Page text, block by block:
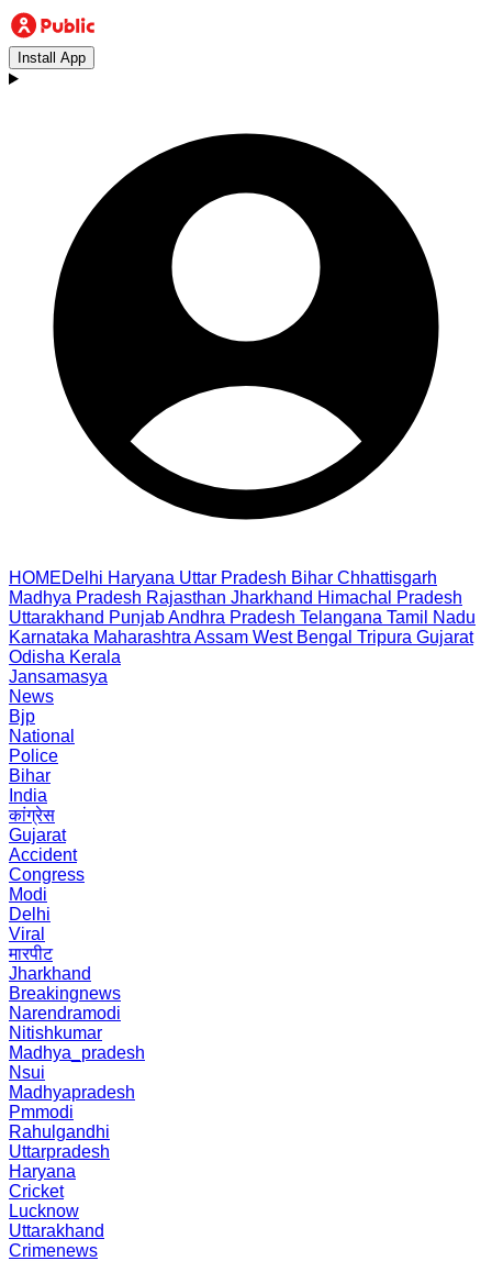
Install App
HOMEDelhi Haryana Uttar Pradesh Bihar Chhattisgarh
Madhya Pradesh Rajasthan Jharkhand Himachal Pradesh
Uttarakhand PunjabAndhra Pradesh Telangana Tamil Nadu
Karnataka Maharashtra Assam West Bengal Tripura Gujarat
Odisha Kerala
Jansamasya
News
Bjp
National
Police
Bihar
India
कांग्रेस
Gujarat
Accident
Congress
Modi
Delhi
Viral
मारपीट
Jharkhand
Breakingnews
Narendramodi
Nitishkumar
Madhya_pradesh
Nsui
Madhyapradesh
Pmmodi
Rahulgandhi
Uttarpradesh
Haryana
Cricket
Lucknow
Uttarakhand
Crimenews